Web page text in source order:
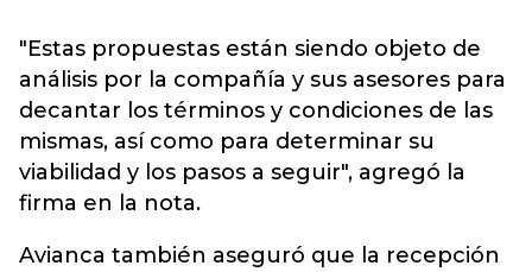
"Estas propuestas están siendo objeto de
análisis por la compañía y sus asesores para
decantar los términos y condiciones de las
mismas, así como para determinar su
viabilidad y los pasos a seguir", agregó la
firma en la nota.
Avianca también aseguró que la recepción